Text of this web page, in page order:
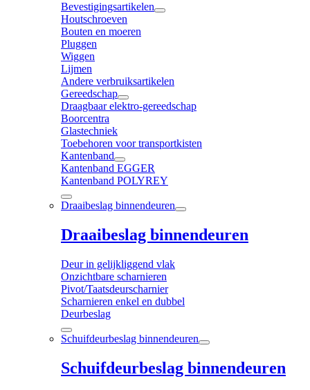
Bevestigingsartikelen
Houtschroeven
Bouten en moeren
Pluggen
Wiggen
Lijmen
Andere verbruiksartikelen
Gereedschap
Draagbaar elektro-gereedschap
Boorcentra
Glastechniek
Toebehoren voor transportkisten
Kantenband
Kantenband EGGER
Kantenband POLYREY
Draaibeslag binnendeuren
Draaibeslag binnendeuren
Deur in gelijkliggend vlak
Onzichtbare scharnieren
Pivot/Taatsdeurscharnier
Scharnieren enkel en dubbel
Deurbeslag
Schuifdeurbeslag binnendeuren
Schuifdeurbeslag binnendeuren